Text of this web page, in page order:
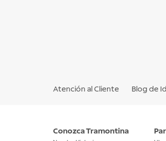
Atención al Cliente Blog de
Conozca Tramontina